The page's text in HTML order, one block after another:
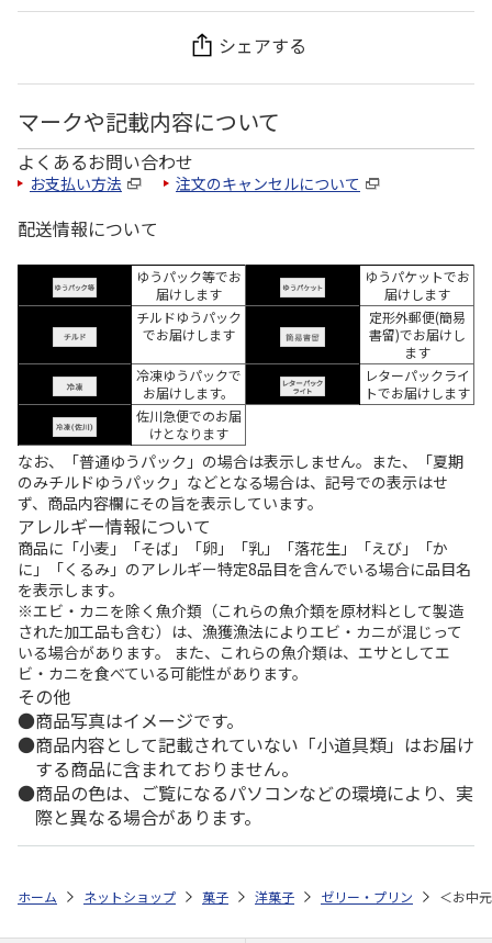
シェアする
マークや記載内容について
よくあるお問い合わせ
お支払い方法 注文のキャンセルについて
配送情報について
ゆうパック等でお
届けします
ゆうパケットでお
届けします
チルドゆうパック
でお届けします
定形外郵便(簡易
書留)でお届けし
ます
冷凍ゆうパックで
お届けします。
レターパックライ
トでお届けします
佐川急便でのお届
けとなります
なお、「普通ゆうパック」の場合は表示しません。また、「夏期
のみチルドゆうパック」などとなる場合は、記号での表示はせ
ず、商品内容欄にその旨を表示しています。
アレルギー情報について
商品に「小麦」「そば」「卵」「乳」「落花生」「えび」「か
に」「くるみ」のアレルギー特定8品目を含んでいる場合に品目名
を表示します。
※エビ・カニを除く魚介類（これらの魚介類を原材料として製造
された加工品も含む）は、漁獲漁法によりエビ・カニが混じって
いる場合があります。 また、これらの魚介類は、エサとしてエ
ビ・カニを食べている可能性があります。
その他
商品写真はイメージです。
商品内容として記載されていない「小道具類」はお届け
する商品に含まれておりません。
商品の色は、ご覧になるパソコンなどの環境により、実
際と異なる場合があります。
ホーム ネットショップ 菓子 洋菓子 ゼリー・プリン ＜お中